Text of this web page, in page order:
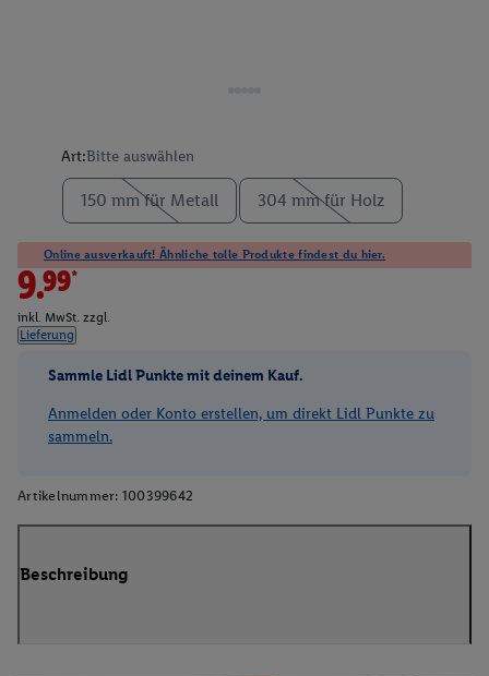
Art:Bitte auswählen
150 mm für Metall 304 mm für Holz
Online ausverkauft! Ähnliche tolle Produkte findest du hier.
9.99*
inkl. MwSt. zzgl.
Lieferung
Sammle Lidl Punkte mit deinem Kauf.
Anmelden oder Konto erstellen, um direkt Lidl Punkte zu
sammeln.
Artikelnummer: 100399642
Beschreibung